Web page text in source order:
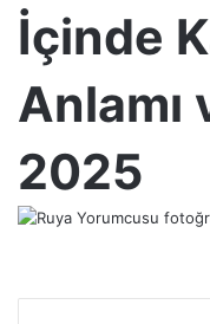
İçinde
Anlamı
2025